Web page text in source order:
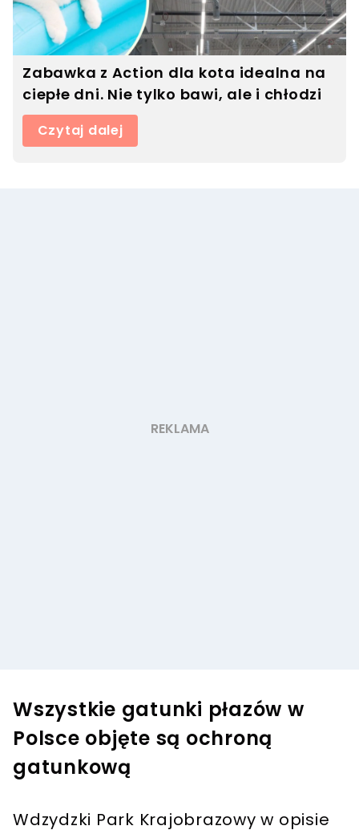
Zabawka z Action dla kota idealna na
ciepłe dni. Nie tylko bawi, ale i chłodzi
Czytaj dalej
Wszystkie gatunki płazów w
Polsce objęte są ochroną
gatunkową
Wdzydzki Park Krajobrazowy w opisie